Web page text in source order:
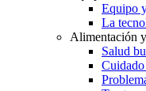
Equipo
La
Alimentación
Salud